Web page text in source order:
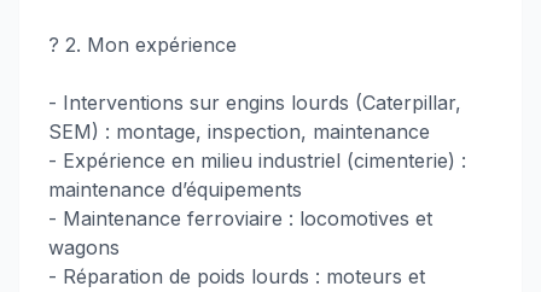
?️ 2. Mon expérience
- Interventions sur engins lourds (Caterpillar,
SEM) : montage, inspection, maintenance
- Expérience en milieu industriel (cimenterie) :
maintenance d’équipements
- Maintenance ferroviaire : locomotives et
wagons
- Réparation de poids lourds : moteurs et